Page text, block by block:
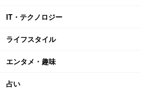
IT・テクノロジー
ライフスタイル
エンタメ・趣味
占い